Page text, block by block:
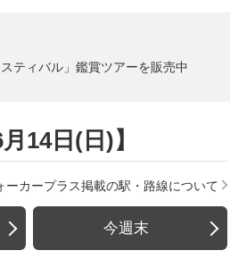
ティバル」鑑賞ツアーを販売中
14日(日)】
ーカープラス掲載の駅・路線について
今週末